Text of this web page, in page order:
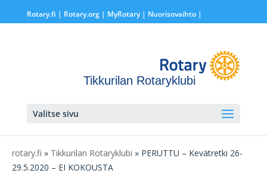
Rotary.fi | Rotary.org| MyRotary | Nuorisovaihto|
Tikkurilan Rotaryklubi
Valitse sivu
rotary.fi » Tikkurilan Rotaryklubi » PERUTTU – Kevätretki 26-
29.5.2020 – EI KOKOUSTA